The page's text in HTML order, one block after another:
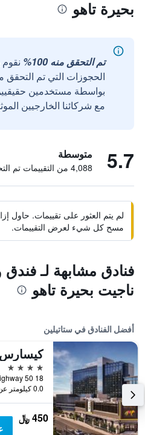
بحيرة تاهو
تم التحقق منه 100%
الحجوزات التي تم التحقق
مع شركائنا الخارجيين
5.7 متوسطة
4,088 من التقييمات تم التحقق منها
لم يتم العثور على تقييمات. حاول
مسح كل شيء لعرض التقييمات.
فنادق مشابهة لـ فندق
ناجيت بحيرة تاهو
أفضل الفنادق في ستاتيلين
4 نجوم
0.0 كيلومتر عن وسط المدينة
450 ﷼